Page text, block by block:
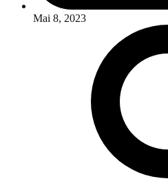
Mai 8, 2023